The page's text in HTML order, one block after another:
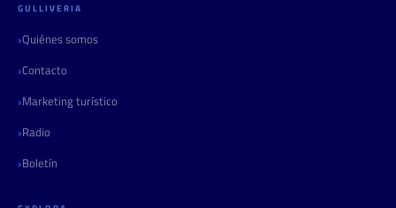
GULLIVERIA
Quiénes somos
Contacto
Marketing turístico
Radio
Boletín